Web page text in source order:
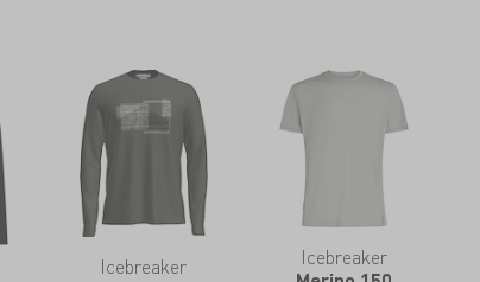
Icebreaker Icebreaker